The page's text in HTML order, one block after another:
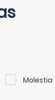
Molestia